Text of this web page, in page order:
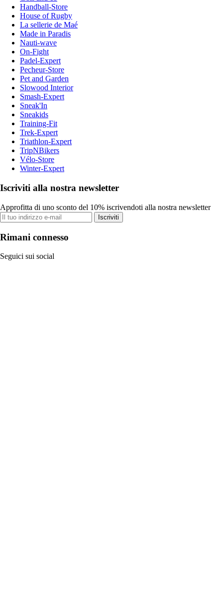
Handball-Store
House of Rugby
La sellerie de Maé
Made in Paradis
Nauti-wave
On-Fight
Padel-Expert
Pecheur-Store
Pet and Garden
Slowood Interior
Smash-Expert
Sneak'In
Sneakids
Training-Fit
Trek-Expert
Triathlon-Expert
TripNBikers
Vélo-Store
Winter-Expert
Iscriviti alla nostra newsletter
Approfitta di uno sconto del 10% iscrivendoti alla nostra newsletter
Iscriviti
Rimani connesso
Seguici sui social